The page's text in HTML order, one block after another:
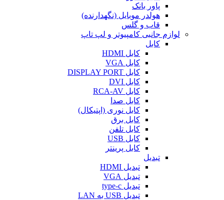
پاور بانک
هولدر موبایل (نگهدارنده)
قاب و گلس
لوازم جانبی کامپیوتر و لپ تاپ
کابل
کابل HDMI
کابل VGA
کابل DISPLAY PORT
کابل DVI
کابل RCA-AV
کابل صدا
کابل نوری (اپتیکال)
کابل برق
کابل تلفن
کابل USB
کابل پرینتر
تبدیل
تبدیل HDMI
تبدیل VGA
تبدیل type-c
تبدیل USB به LAN